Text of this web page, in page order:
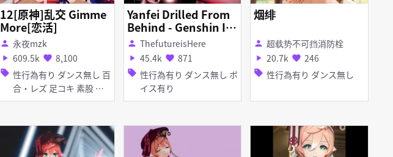
12[原神]乱交 Gimme
More[恋活]
person 永夜mzk
play_arrow 609.5k favorite 8,100
sell 性行為有り ダンス無し 百
合・レズ 足コキ 素股 フ
ェラ 乱交 異種姦
Yanfei Drilled From
Behind - Genshin Im
pact
person ThefutureisHere
play_arrow 45.4k favorite 871
sell 性行為有り ダンス無し ボ
イス有り
烟绯
person 超载势不可挡消防栓
play_arrow 20.7k favorite 246
sell 性行為有り ダンス無し